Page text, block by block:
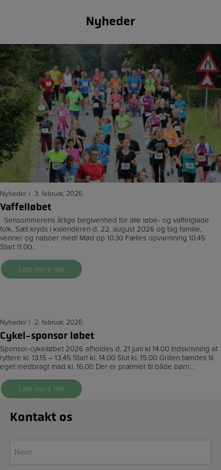
Nyheder
Nyheder 3. februar, 2026
Vaffelløbet
Sensommerens årlige begivenhed for alle løbe- og vaffelglade
folk. Sæt kryds i kalenderen d. 22. august 2026 og tag familie,
venner og naboer med! Mød op 10.30 Fælles opvarmning 10.45
Start 11.00…
Læs mere her
Nyheder 2. februar, 2026
Cykel-sponsor løbet
Sponsor-cykelløbet 2026 afholdes d. 21 juni kl 14.00 Indskrivning af
ryttere kl. 13.15 – 13.45 Start kl. 14.00 Slut kl. 15.00 Grillen tændes til
eget medbragt mad kl. 16.00 Der er præmier til både børn…
Læs mere her
Kontakt os
Navn